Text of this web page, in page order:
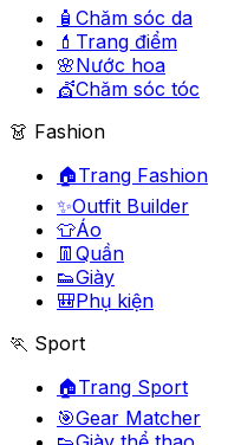
🧴 Chăm sóc da
💄 Trang điểm
🌸Nước hoa
💇Chăm sóc tóc
👗 Fashion
🏠Trang Fashion
✨Outfit Builder
👕Áo
👖 Quần
👟Giày
🎒Phụ kiện
🏃 Sport
🏠Trang Sport
🎯Gear Matcher